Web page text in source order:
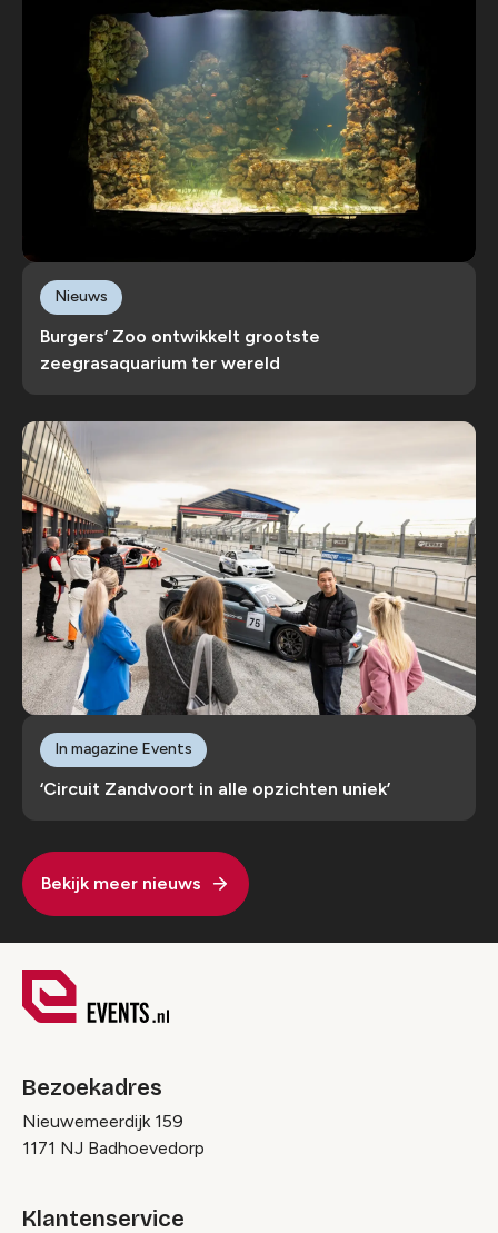
Burgers’ Zoo ontwikkelt grootste
zeegrasaquarium ter wereld
Nieuws
‘Circuit Zandvoort in alle opzichten uniek’
In magazine Events
Bekijk meer nieuws
Bezoekadres
Nieuwemeerdijk 159
1171 NJ Badhoevedorp
Klantenservice